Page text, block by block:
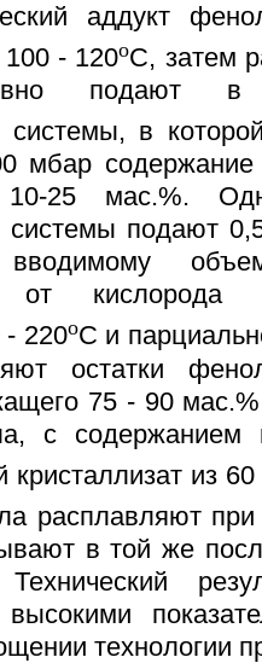
аддукт
- 120oС, затем
подают в
системы, в
мбар
25 мас.%.
системы подают
от кислорода
- 220oС и
остатки
75 - 90
с содержанием
кристаллизат из
расплавляют
в той же
технологии